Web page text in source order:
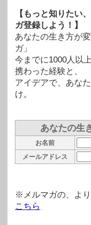
【もっと知りたい
ガ登録しよう！】
あなたの生き方が
ガ」
今までに1000人以
携わった経験と、
アイデアで、あな
け。
あなたの生
お名前
メールアドレス
※メルマガの、よ
こちら